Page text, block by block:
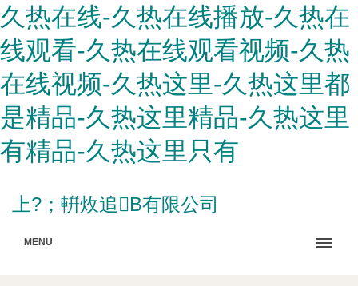
久热在线-久热在线播放-久热在
线观看-久热在线观看视频-久热
在线视频-久热这里-久热这里都
是精品-久热这里精品-久热这里
有精品-久热这里只有
上?；輧炇追B有限公司
MENU